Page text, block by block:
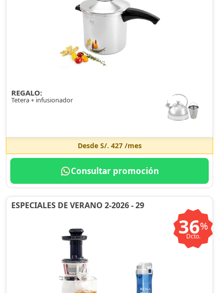
REGALO:
Tetera + infusionador
Desde S/. 427/mes
Consultar promoción
ESPECIALES DE VERANO 2-2026 - 29
36%
Dcto.